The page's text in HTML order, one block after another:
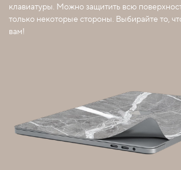
клавиатуры. Можно защитить всю
только некоторые стороны. Выбирайте то,
вам!